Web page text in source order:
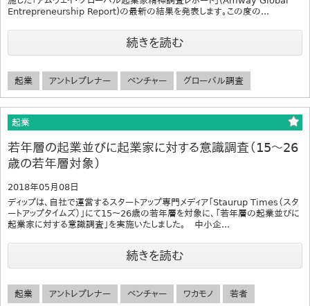
Entrepreneurship Report)の最新の結果を発表します。この度の...
続きを読む
起業 アントレプレナー ベンチャー グローバル調査
起業
若年層の起業並びに起業家に対する意識調査（15～26
歳の若年層対象）
2018年05月08日
ディップは、自社で運営するスタートアップ専門メディア「Staurup Times（スタ
ートアップタイムズ）」にて15～26歳の若年層を対象に、「若年層の起業並びに
起業家に対する意識調査」を実施いたしました。 中小企...
続きを読む
起業 アントレプレナー ベンチャー ワカモノ 若者